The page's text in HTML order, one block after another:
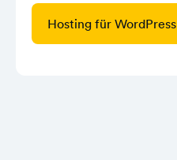
Hosting für WordPress